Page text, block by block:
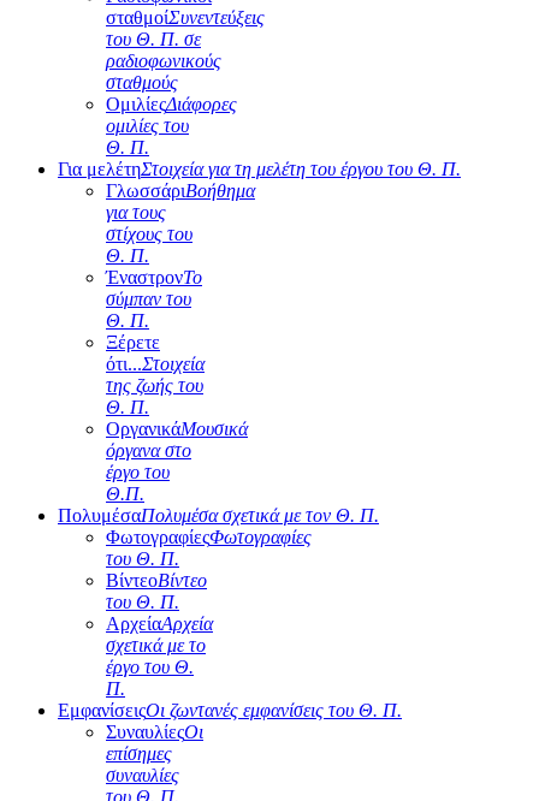
σταθμοίΣυνεντεύξεις
του Θ. Π. σε
ραδιοφωνικούς
σταθμούς
ΟμιλίεςΔιάφορες
ομιλίες του
Θ. Π.
Για μελέτηΣτοιχεία για τη μελέτη του έργου του Θ. Π.
ΓλωσσάριΒοήθημα
για τους
στίχους του
Θ. Π.
ΈναστρονΤο
σύμπαν του
Θ. Π.
Ξέρετε
ότι...Στοιχεία
της ζωής του
Θ. Π.
ΟργανικάΜουσικά
όργανα στο
έργο του
Θ.Π.
ΠολυμέσαΠολυμέσα σχετικά με τον Θ. Π.
ΦωτογραφίεςΦωτογραφίες
του Θ. Π.
ΒίντεοΒίντεο
του Θ. Π.
ΑρχείαΑρχεία
σχετικά με το
έργο του Θ.
Π.
ΕμφανίσειςΟι ζωντανές εμφανίσεις του Θ. Π.
ΣυναυλίεςΟι
επίσημες
συναυλίες